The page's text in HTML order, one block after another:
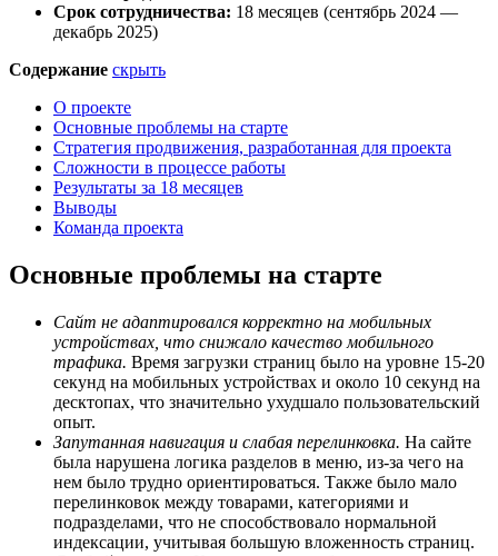
Срок сотрудничества: 18 месяцев (сентябрь 2024 —
декабрь 2025)
Содержание скрыть
О проекте
Основные проблемы на старте
Стратегия продвижения, разработанная для проекта
Сложности в процессе работы
Результаты за 18 месяцев
Выводы
Команда проекта
Основные проблемы на старте
Сайт не адаптировался корректно на мобильных
устройствах, что снижало качество мобильного
трафика. Время загрузки страниц было на уровне 15-20
секунд на мобильных устройствах и около 10 секунд на
десктопах, что значительно ухудшало пользовательский
опыт.
Запутанная навигация и слабая перелинковка. На сайте
была нарушена логика разделов в меню, из-за чего на
нем было трудно ориентироваться. Также было мало
перелинковок между товарами, категориями и
подразделами, что не способствовало нормальной
индексации, учитывая большую вложенность страниц.